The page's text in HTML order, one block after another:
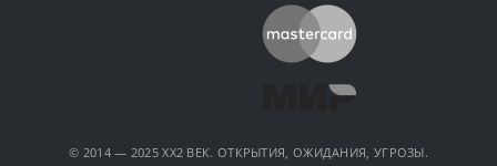
© 2014 — 2025 XX2 ВЕК. ОТКРЫТИЯ, ОЖИДАНИЯ, УГРОЗЫ.